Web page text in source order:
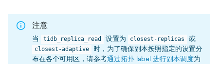
注意
当 tidb_replica_read 设置为 closest-replicas 或
closest-adaptive
时，为了确保副本按照指定的设置分
布在各个可用区，请参考通过拓扑 label 进行副本调度为